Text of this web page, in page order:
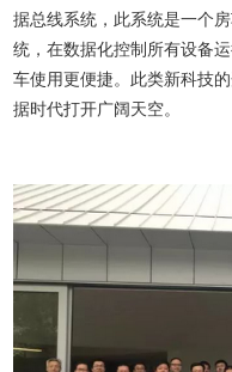
据总线系统，此系统是一个
统，在数据化控制所有设备
车使用更便捷。此类新科技
据时代打开广阔天空。